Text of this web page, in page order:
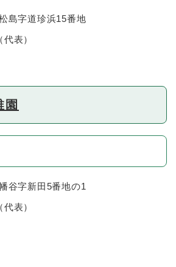
島字道珍浜15番地
（代表）
園
谷字新田5番地の1
（代表）